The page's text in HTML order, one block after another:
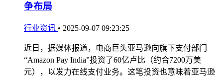
争布局
行业资讯 • 2025-09-07 09:23:25
近日，据媒体报道，电商巨头亚马逊向旗下支付部门
“Amazon Pay India”投资了60亿卢比（约合7200万美
元），以发力在线支付业务。这笔投资也意味着亚马逊